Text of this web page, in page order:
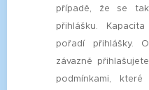
případě, že se
přihlášku.
pořadí přihlášky.
závazně
podmínkami,